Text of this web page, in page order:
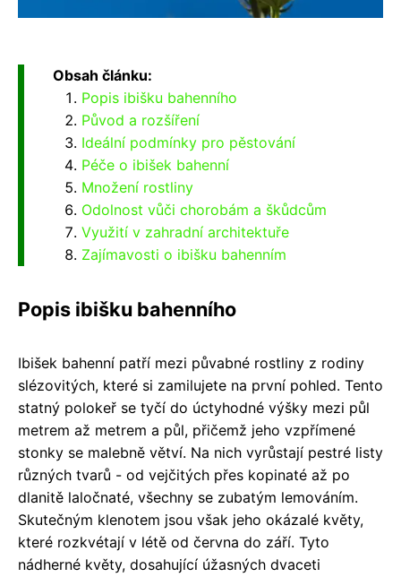
Obsah článku:
Popis ibišku bahenního
Původ a rozšíření
Ideální podmínky pro pěstování
Péče o ibišek bahenní
Množení rostliny
Odolnost vůči chorobám a škůdcům
Využití v zahradní architektuře
Zajímavosti o ibišku bahenním
Popis ibišku bahenního
Ibišek bahenní patří mezi půvabné rostliny z rodiny
slézovitých, které si zamilujete na první pohled. Tento
statný polokeř se tyčí do úctyhodné výšky mezi půl
metrem až metrem a půl, přičemž jeho vzpřímené
stonky se malebně větví. Na nich vyrůstají pestré listy
různých tvarů - od vejčitých přes kopinaté až po
dlanitě laločnaté, všechny se zubatým lemováním.
Skutečným klenotem jsou však jeho okázalé květy,
které rozkvétají v létě od června do září. Tyto
nádherné květy, dosahující úžasných dvaceti